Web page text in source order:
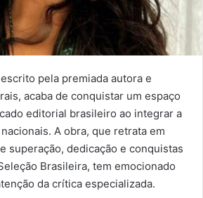
pela premiada autora e
acaba de conquistar um espaço
editorial brasileiro ao integrar a
A obra, que retrata em
superação, dedicação e conquistas
Brasileira, tem emocionado
da crítica especializada.